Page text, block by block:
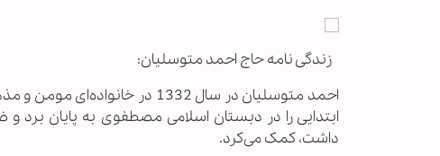
زندگی نامه حاج احمد متوسلیان:
احمد متوسلیان در سال 1332
ابتدایی را در دبستان اسلامی مصطفوی به پایان
داشت، کمک می‌کرد.